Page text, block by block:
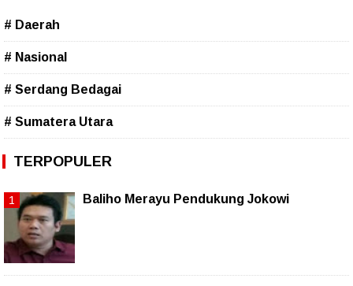
# Daerah
# Nasional
# Serdang Bedagai
# Sumatera Utara
TERPOPULER
Baliho Merayu Pendukung Jokowi